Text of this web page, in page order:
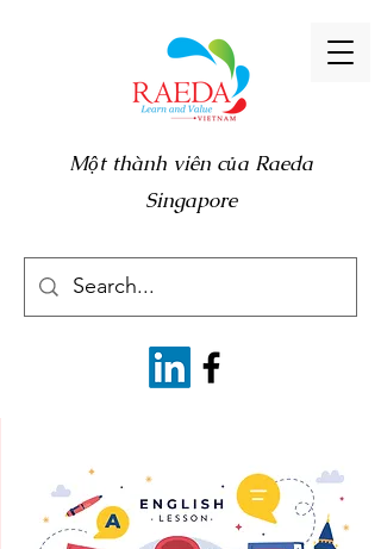
Một thành viên của Raeda
Singapore